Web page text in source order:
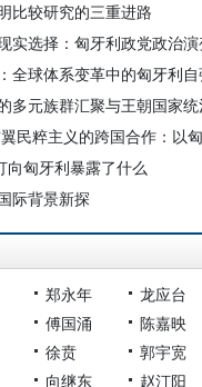
比较研究的三重进路
实选择：匈牙利政党政治
全球体系变革中的匈牙利自
多元族群汇聚与王朝国家
向匈牙利暴露了什么
际背景新探
郑永年 龙应台
傅国涌 陈嘉映
徐贲 郭宇宽
向继东 赵汀阳